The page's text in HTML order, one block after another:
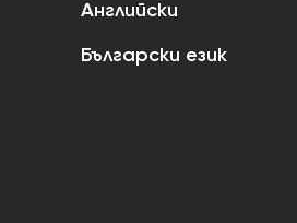
Английски
Български език